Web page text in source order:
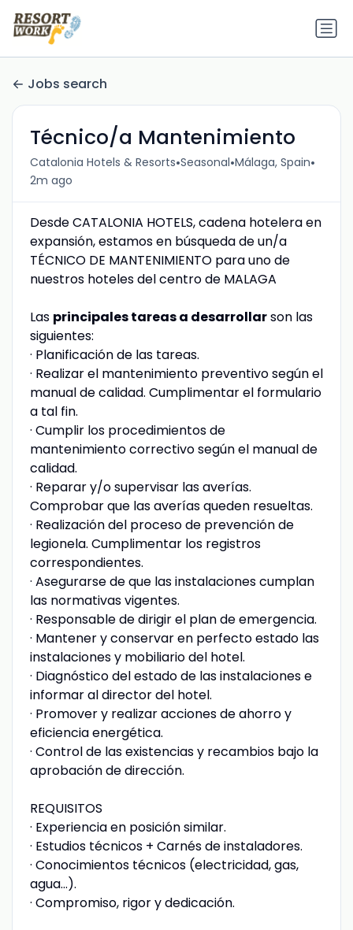
Jobs search
Técnico/a Mantenimiento
Catalonia Hotels & Resorts•Seasonal•Málaga, Spain•
2m ago
Desde CATALONIA HOTELS, cadena hotelera en
expansión, estamos en búsqueda de un/a
TÉCNICO DE MANTENIMIENTO para uno de
nuestros hoteles del centro de MALAGA
Las principales tareas a desarrollarson las
siguientes:
· Planificación de las tareas.
· Realizar el mantenimiento preventivo según el
manual de calidad. Cumplimentar el formulario
a tal fin.
· Cumplir los procedimientos de
mantenimiento correctivo según el manual de
calidad.
· Reparar y/o supervisar las averías.
Comprobar que las averías queden resueltas.
· Realización del proceso de prevención de
legionela. Cumplimentar los registros
correspondientes.
· Asegurarse de que las instalaciones cumplan
las normativas vigentes.
· Responsable de dirigir el plan de emergencia.
· Mantener y conservar en perfecto estado las
instalaciones y mobiliario del hotel.
· Diagnóstico del estado de las instalaciones e
informar al director del hotel.
· Promover y realizar acciones de ahorro y
eficiencia energética.
· Control de las existencias y recambios bajo la
aprobación de dirección.
REQUISITOS
· Experiencia en posición similar.
· Estudios técnicos + Carnés de instaladores.
· Conocimientos técnicos (electricidad, gas,
agua...).
· Compromiso, rigor y dedicación.